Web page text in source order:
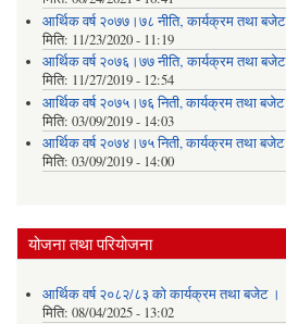
आर्थिक वर्ष २०७७।७८ नीति‚ कार्यक्रम तथा बजेट
मिति: 11/23/2020 - 11:19
आर्थिक वर्ष २०७६।७७ नीति‚ कार्यक्रम तथा बजेट
मिति: 11/27/2019 - 12:54
आर्थिक वर्ष २०७५।७६ निती, कार्यक्रम तथा बजेट
मिति: 03/09/2019 - 14:03
आर्थिक वर्ष २०७४।७५ निती, कार्यक्रम तथा बजेट
मिति: 03/09/2019 - 14:00
योजना तथा परियोजना
आर्थिक वर्ष २०८२/८३ को कार्यक्रम तथा बजेट ।
मिति: 08/04/2025 - 13:02